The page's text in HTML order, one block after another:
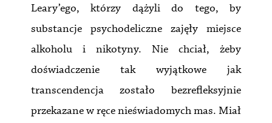
Leary’ego, którzy dążyli do tego, by
substancje psychodeliczne zajęły miejsce
alkoholu i nikotyny. Nie chciał, żeby
doświadczenie tak wyjątkowe jak
transcendencja zostało bezrefleksyjnie
przekazane w ręce nieświadomych mas. Miał